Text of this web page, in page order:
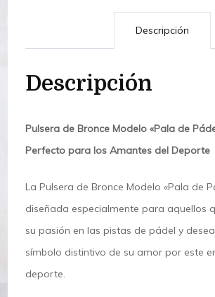
Descripción
Descripción
Pulsera de Bronce Modelo «Pala de
Perfecto para los Amantes del Deporte
La Pulsera de Bronce Modelo «Pala de
diseñada especialmente para aquellos
su pasión en las pistas de pádel y
símbolo distintivo de su amor por este
deporte.